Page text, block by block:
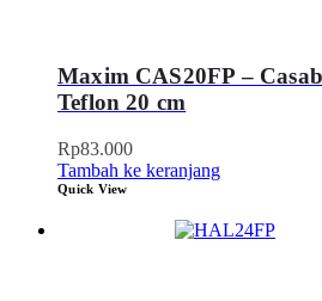
Maxim CAS20FP –
Teflon 20 cm
Rp83.000
Tambah ke keranjang
Quick View